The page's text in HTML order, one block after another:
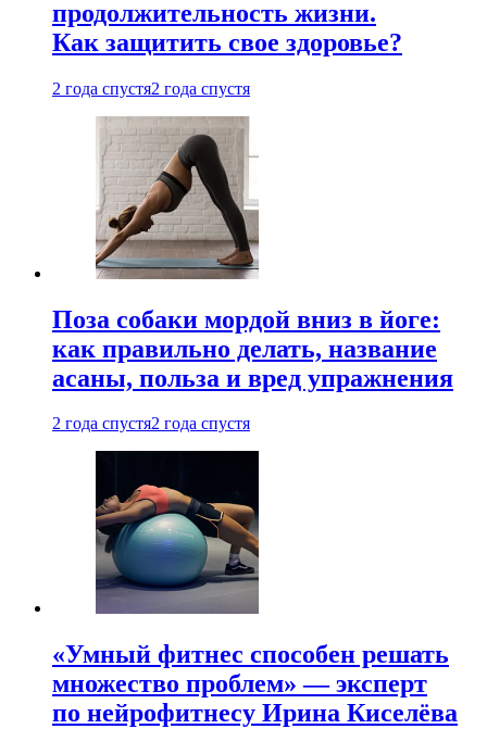
продолжительность жизни.
Как защитить свое здоровье?
2 года спустя2 года спустя
Поза собаки мордой вниз в йоге:
как правильно делать, название
асаны, польза и вред упражнения
2 года спустя2 года спустя
«Умный фитнес способен решать
множество проблем» — эксперт
по нейрофитнесу Ирина Киселёва